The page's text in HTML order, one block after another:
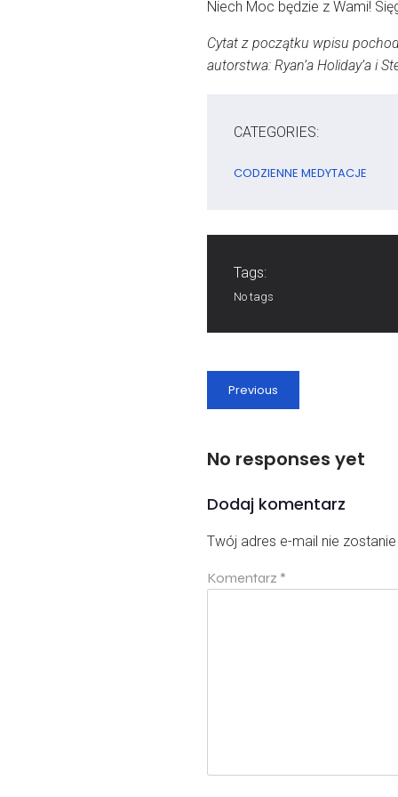
Niech Moc będzie z Wami!
Cytat z początku wpisu
autorstwa: Ryan’a Holiday’a i
CATEGORIES:
CODZIENNE MEDYTACJE
Tags:
No tags
Previous
No responses yet
Dodaj komentarz
Twój adres e-mail nie
Komentarz *